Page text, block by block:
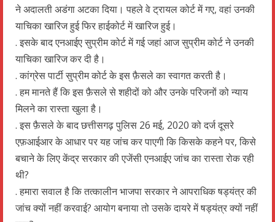
ने अदालती अडंगा अटका दिया। पहले वे ट्रायल कोर्ट में गए, वहां उनकी
याचिका खारिज हुई फिर हाईकोर्ट में खारिज हुई।
. इसके बाद एनआईए सुप्रीम कोर्ट में गई जहां आज सुप्रीम कोर्ट ने उनकी
याचिका खारिज कर दी है।
. कांग्रेस पार्टी सुप्रीम कोर्ट के इस फ़ैसले का स्वागत करती है।
. हम मानते हैं कि इस फ़ैसले से शहीदों को और उनके परिजनों को न्याय
मिलने का रास्ता खुला है।
. इस फ़ैसले के बाद छत्तीसगढ़ पुलिस 26 मई, 2020 को दर्ज दूसरे
एफ़आईआर के आधार पर यह जांच कर पाएगी कि किसके कहने पर, किसे
बचाने के लिए केंद्र सरकार की एजेंसी एनआईए जांच का रास्ता रोक रही
थी?
. हमारा सवाल है कि तत्कालीन भाजपा सरकार ने आपराधिक षड्यंत्र की
जांच क्यों नहीं करवाई? आयोग बनाया तो उसके दायरे में षड्यंत्र क्यों नहीं